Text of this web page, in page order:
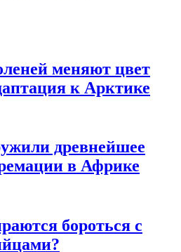
меняют цвет
к Арктике
древнейшее
в Африке
бороться с